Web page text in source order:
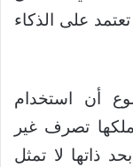
على الذكاء
أن استخدام
تصرف غير
ذاتها لا تمثل